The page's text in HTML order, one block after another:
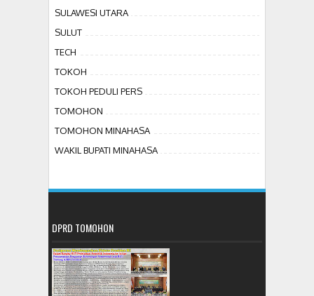
SULAWESI UTARA
SULUT
TECH
TOKOH
TOKOH PEDULI PERS
TOMOHON
TOMOHON MINAHASA
WAKIL BUPATI MINAHASA
DPRD TOMOHON